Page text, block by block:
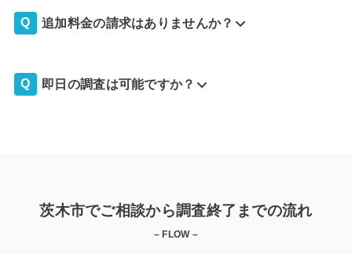
追加料金の請求はありませんか？
即日の調査は可能ですか？
茨木市でご相談から調査終了までの流れ
– FLOW –